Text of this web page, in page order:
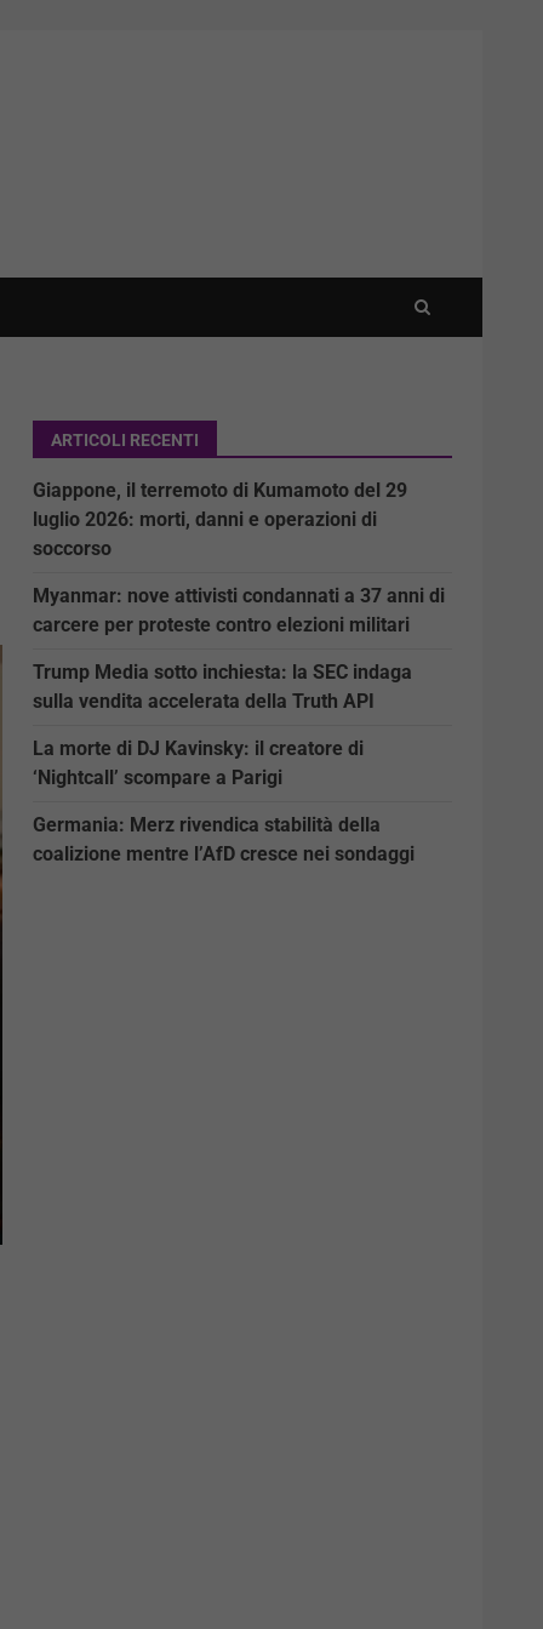
ARTICOLI RECENTI
Giappone, il terremoto di Kumamoto del 29
luglio 2026: morti, danni e operazioni di
soccorso
Myanmar: nove attivisti condannati a 37 anni di
carcere per proteste contro elezioni militari
Trump Media sotto inchiesta: la SEC indaga
sulla vendita accelerata della Truth API
La morte di DJ Kavinsky: il creatore di
‘Nightcall’ scompare a Parigi
Germania: Merz rivendica stabilità della
coalizione mentre l’AfD cresce nei sondaggi